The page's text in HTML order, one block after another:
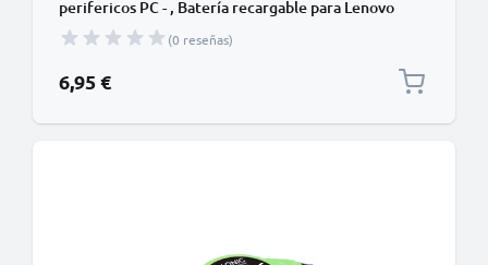
perifericos PC - , Batería recargable para Lenovo
ThinkPad Edge laptops
(0 reseñas)
6,95 €